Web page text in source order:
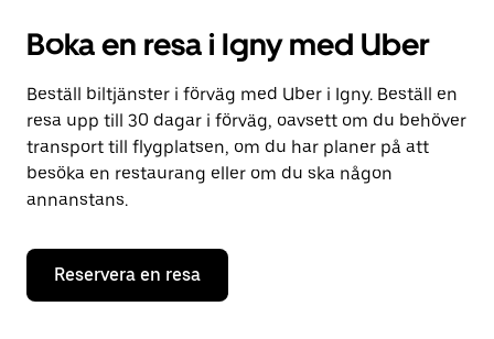
Boka en resa i Igny med Uber
Beställ biltjänster i förväg med Uber i Igny. Beställ en
resa upp till 30 dagar i förväg, oavsett om du behöver
transport till flygplatsen, om du har planer på att
besöka en restaurang eller om du ska någon
annanstans.
Reservera en resa